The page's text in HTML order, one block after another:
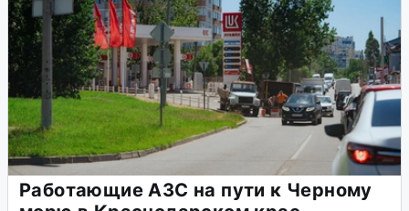
Работающие АЗС на пути к Черному